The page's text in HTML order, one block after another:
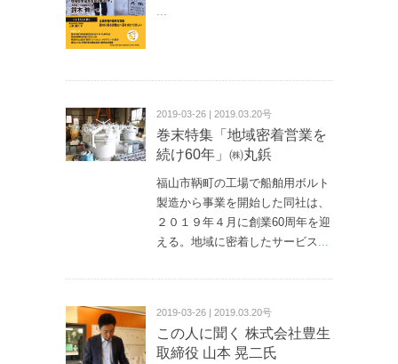
...
2019-03-26 | 2019.03.20号
巻末特集「地域密着営業を
続け60年」㈱丸鋲
福山市鞆町の工場で船舶用ボルト
製造から事業を開始した同社は、
２０１９年４月に創業60周年を迎
える。地域に密着したサービス...
2019-03-26 | 2019.03.20号
この人に聞く 株式会社豊生
取締役 山本 晃二氏